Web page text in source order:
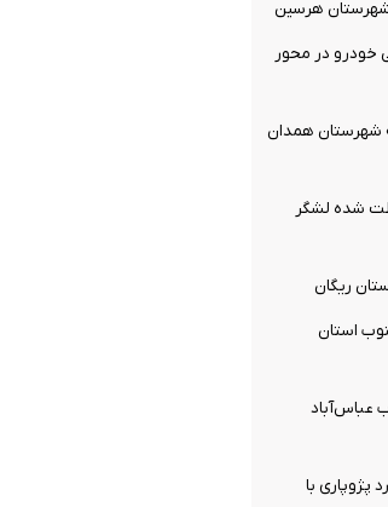
خودرو در محور
شهرستان همدان
شده لشگر
ریگان
استان
عباس‌آباد
با